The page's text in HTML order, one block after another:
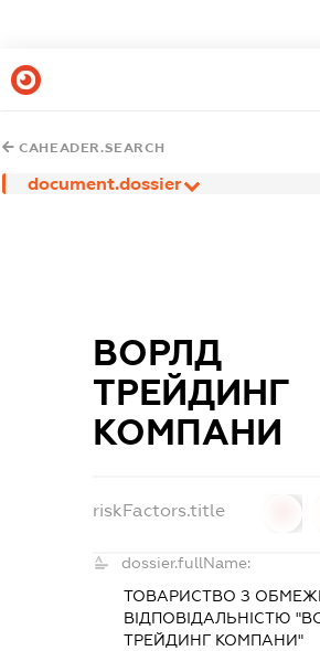
CAHEADER.SEARCH
document.dossier
ВОРЛД
ТРЕЙДИНГ
КОМПАНИ
riskFactors.title
dossier.fullName:
ТОВАРИСТВО З
ВІДПОВІДАЛЬНІСТЮ
ТРЕЙДИНГ КОМПАНИ"